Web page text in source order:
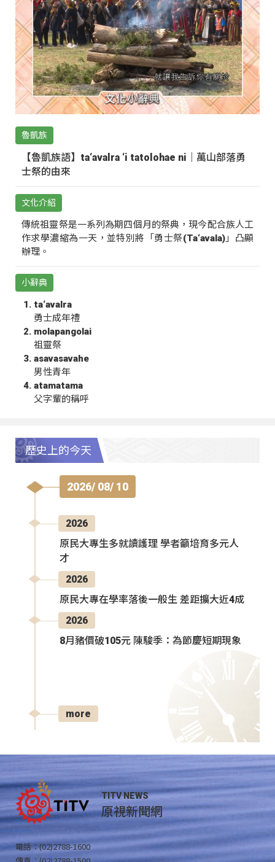
魯凱族
【魯凱族語】ta‘avalra ‘i tatolohae ni｜萬山部落勇
士祭的由來
文化介紹
傳統祖靈祭是一系列為期四個月的祭典，現今配合族人工
作求學濃縮為一天，並特別將「勇士祭(Ta‘avala)」凸顯
辦理。
小辭典
ta‘avalra
勇士成年禮
molapangolai
祖靈祭
asavasavahe
男性青年
atamatama
父字輩的稱呼
歷史上的今天
2026/ 08/ 10
2026
原民大專生多就讀護理 學者籲培育多元人
才
2026
原民大專在學率落後一般生 差距擴大近4成
2026
8月豬價破105元 陳駿季：為節慶短期現象
more
TITV NEWS
原視新聞網
電話：(02)2788-1600